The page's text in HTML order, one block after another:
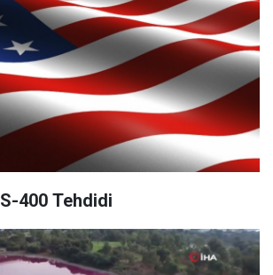
Abd’den Yine S-400 Tehdidi